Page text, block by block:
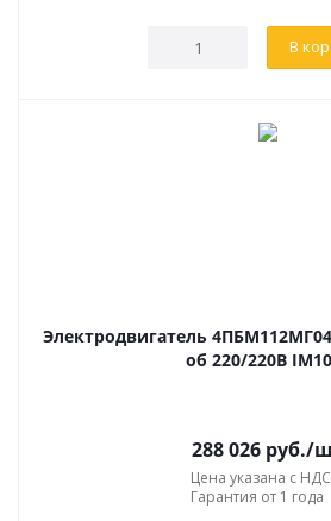
В
Электродвигатель
об 220/220В
288 026 руб./
Цена указана с НДС
Гарантия от 1 года